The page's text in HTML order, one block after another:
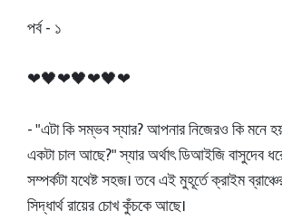
পর্ব - ১
❤🖤❤🖤❤🖤❤
- "এটা কি সম্ভব স্যার? আপনার নিজেরও কি মনে
একটা চাল আছে?" স্যার অর্থাৎ ডিআইজি বাসুদেব
সম্পর্কটা যথেষ্ট সহজ। তবে এই মুহূর্তে ক্রাইম
সিদ্ধার্থ রায়ের চোখ কুঁচকে আছে।